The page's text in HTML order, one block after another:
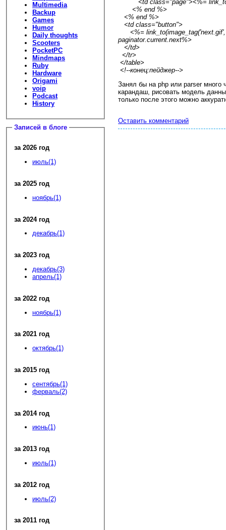
Multimedia
Backup
Games
Humor
Daily thoughts
Scooters
PocketPC
Mindmaps
Ruby
Hardware
Origami
voip
Podcast
History
Записей в блоге
за 2026 год
июль(1)
за 2025 год
ноябрь(1)
за 2024 год
декабрь(1)
за 2023 год
декабрь(3)
апрель(1)
за 2022 год
ноябрь(1)
за 2021 год
октябрь(1)
за 2015 год
сентябрь(1)
ферваль(2)
за 2014 год
июнь(1)
за 2013 год
июль(1)
за 2012 год
июль(2)
за 2011 год
<td class="page"><%=
<% end %>
<% end %>
<td class="button">
<%= link_to(image_tag('next.gif',
paginator.current.next%>
</td>
</tr>
</table>
<!--конец:пейджер-->
Занял бы на php или parser много
карандаш, рисовать модель
только после этого можно
Оставить комментарий